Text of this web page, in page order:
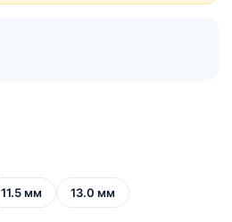
11.5 мм 13.0 мм